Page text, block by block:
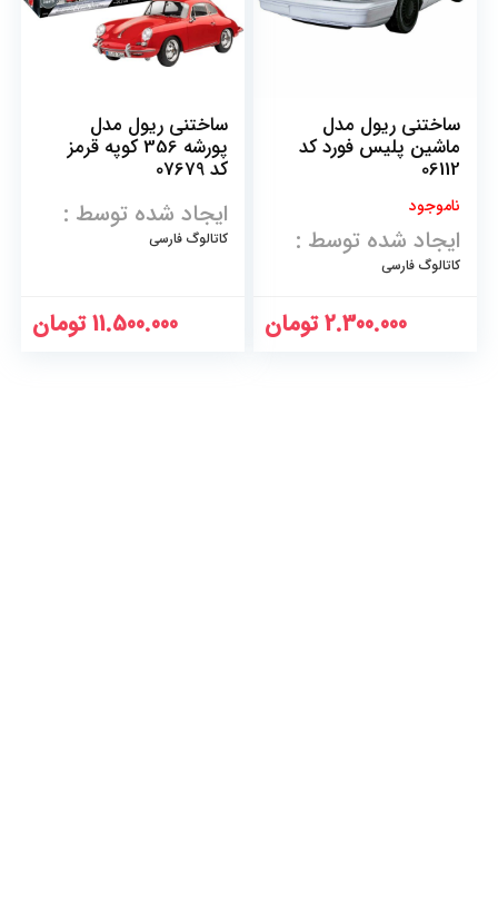
ساختنی ریول مدل
ماشین پلیس فورد کد
06112
ناموجود
ایجاد شده توسط :
کاتالوگ فارسی
2.300.000تومان
ساختنی ریول مدل
پورشه 356 کوپه قرمز
کد 07679
ایجاد شده توسط :
کاتالوگ فارسی
11.500.000تومان